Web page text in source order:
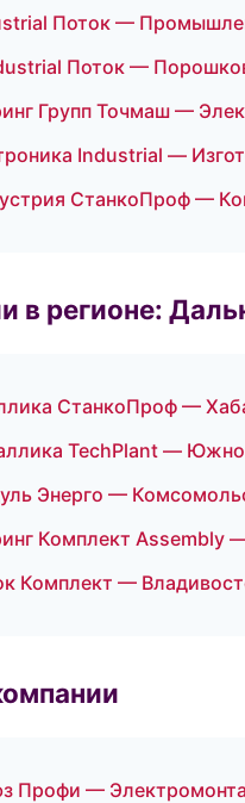
Поток —
Поток —
Групп Точмаш —
Industrial —
СтанкоПроф —
в регионе:
СтанкоПроф —
TechPlant —
Энерго —
Комплект Assembly
Комплект —
Профи —